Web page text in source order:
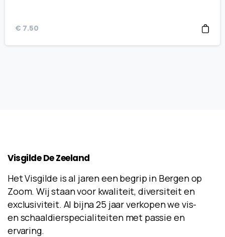
€ 7.50
Visgilde DeZeeland
Het Visgilde is al jaren een begrip in Bergen op
Zoom. Wij staan voor kwaliteit, diversiteit en
exclusiviteit. Al bijna 25 jaar verkopen we vis-
en schaaldierspecialiteiten met passie en
ervaring.